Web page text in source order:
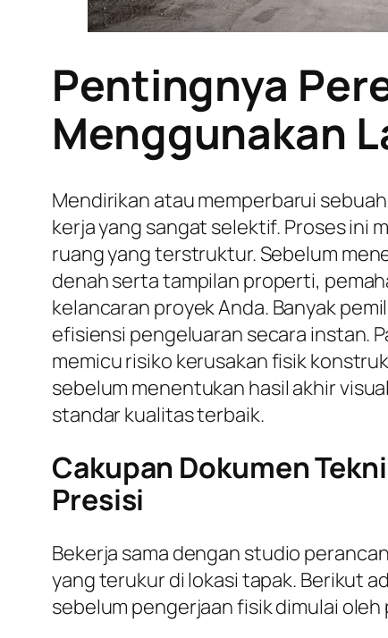
Pentingnya
Menggunakan
Mendirikan atau memperbarui
kerja yang sangat selektif. Proses ini
ruang yang terstruktur. Sebelum
denah serta tampilan properti,
kelancaran proyek Anda. Banyak
efisiensi pengeluaran secara instan.
memicu risiko kerusakan fisik
sebelum menentukan hasil akhir
standar kualitas terbaik.
Cakupan Dokumen
Presisi
Bekerja sama dengan studio
yang terukur di lokasi tapak. Berikut
sebelum pengerjaan fisik dimulai oleh